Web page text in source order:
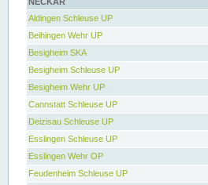
Aldingen Schleuse UP
Beihingen Wehr UP
Besigheim SKA
Besigheim Schleuse UP
Besigheim Wehr UP
Cannstatt Schleuse UP
Deizisau Schleuse UP
Esslingen Schleuse UP
Esslingen Wehr OP
Feudenheim Schleuse UP